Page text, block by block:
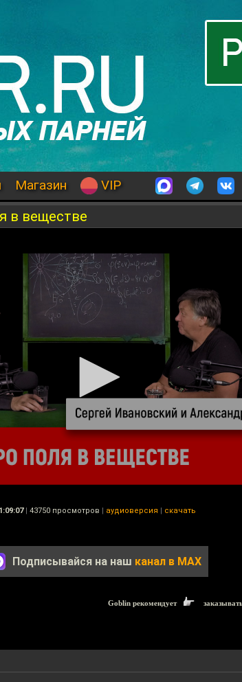
Магазин VIP
в веществе
| 43750 просмотров | аудиоверсия | скачать
Подписывайся на наш канал в MAX
Goblin рекомендует